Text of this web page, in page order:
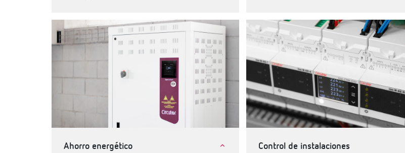
Movilidad eléctrica Industria
Telecomunicaciones e instalaciones críticas
Terciario, edificios e infraestructuras
Ahorro energético Control de instalaciones